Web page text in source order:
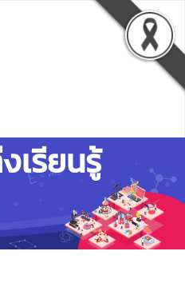
เรียนรู้